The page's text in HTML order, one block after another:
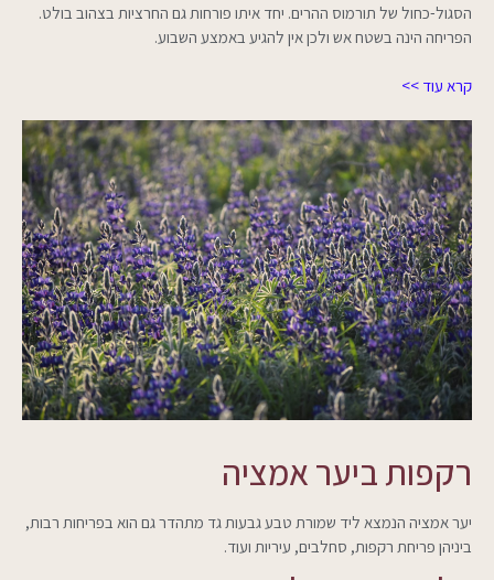
הסגול-כחול של תורמוס ההרים. יחד איתו פורחות גם החרציות בצהוב בולט.
הפריחה הינה בשטח אש ולכן אין להגיע באמצע השבוע.
קרא עוד >>
רקפות ביער אמציה
יער אמציה הנמצא ליד שמורת טבע גבעות גד מתהדר גם הוא בפריחות רבות,
ביניהן פריחת רקפות, סחלבים, עיריות ועוד.